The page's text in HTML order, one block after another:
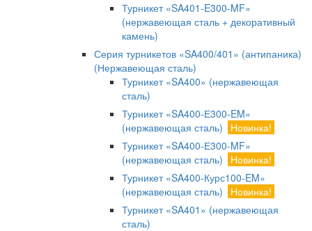
Турникет «SA401-E300-MF»
(нержавеющая сталь + декоративный
камень)
Серия турникетов «SA400/401» (антипаника)
(Нержавеющая сталь)
Турникет «SA400» (нержавеющая
сталь)
Турникет «SA400-Е300-EM»
(нержавеющая сталь)
Новинка!
Турникет «SA400-Е300-MF»
(нержавеющая сталь)
Новинка!
Турникет «SA400-Курс100-EM»
(нержавеющая сталь)
Новинка!
Турникет «SA401» (нержавеющая
сталь)